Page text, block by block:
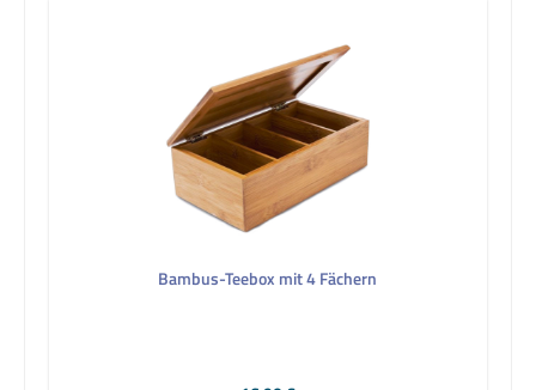
Bambus-Teebox mit 4 Fächern